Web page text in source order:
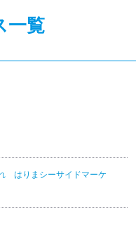
一覧
はりまシーサイドマーケ